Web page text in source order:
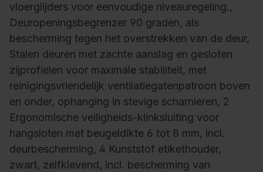
vloerglijders voor eenvoudige niveauregeling.,
Deuropeningsbegrenzer 90 graden, als
bescherming tegen het overstrekken van de deur,
Stalen deuren met zachte aanslag en gesloten
zijprofielen voor maximale stabiliteit, met
reinigingsvriendelijk ventilatiegatenpatroon boven
en onder, ophanging in stevige scharnieren, 2
Ergonomische veiligheids-klinksluiting voor
hangsloten met beugeldikte 6 tot 8 mm, incl.
deurbescherming, 4 Kunststof etikethouder,
zwart, zelfklevend, incl. bescherming van